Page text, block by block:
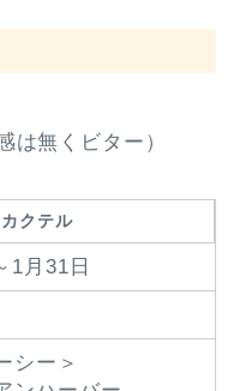
は無くビター）
クテル
1月31日
シー＞